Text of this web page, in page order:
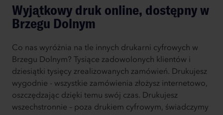
Wyjątkowy druk online, dostępny w
Brzegu Dolnym
Co nas wyróżnia na tle innych drukarni cyfrowych w
Brzegu Dolnym? Tysiące zadowolonych klientów i
dziesiątki tysięcy zrealizowanych zamówień. Drukujesz
wygodnie - wszystkie zamówienia złożysz internetowo,
oszczędzając dzięki temu swój czas. Drukujesz
wszechstronnie – poza drukiem cyfrowym, świadczymy